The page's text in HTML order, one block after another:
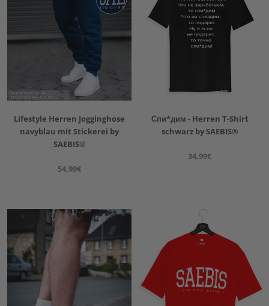
Lifestyle Herren Jogginghose
navyblau mit Stickerei by
SAEBIS®
54,99€
Спи*дим - Herren T-Shirt
schwarz by SAEBIS®
34,99€